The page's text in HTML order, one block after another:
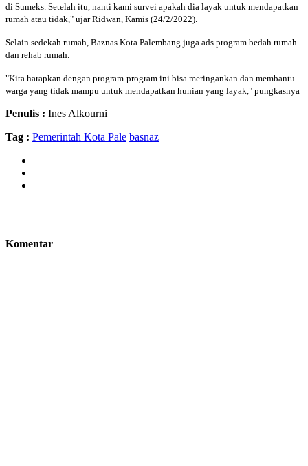
di Sumeks. Setelah itu, nanti kami survei apakah dia layak untuk mendapatkan
rumah atau tidak," ujar Ridwan, Kamis (24/2/2022).
Selain sedekah rumah, Baznas Kota Palembang juga ads program bedah rumah
dan rehab rumah.
"Kita harapkan dengan program-program ini bisa meringankan dan membantu
warga yang tidak mampu untuk mendapatkan hunian yang layak," pungkasnya
Penulis : Ines Alkourni
Tag : Pemerintah Kota Pale basnaz
Komentar